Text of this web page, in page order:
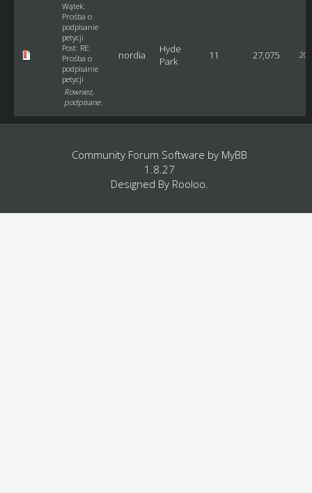
Wątek:
Prośba o
podpisanie
petycji
Post: RE:
Prośba o
podpisanie
petycji
Rowniez,
podpisane.
nordia
Hyde
Park
11 27,075
Community Forum Software by MyBB
1.8.27
Designed By Rooloo.